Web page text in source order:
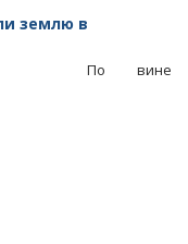
землю в
По вине